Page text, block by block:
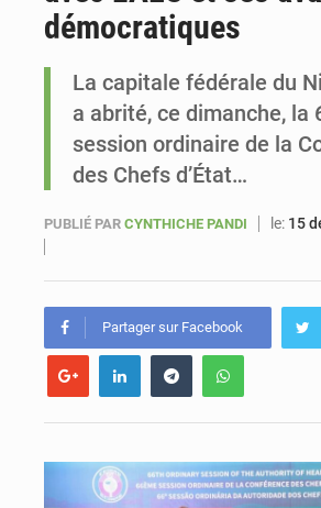
démocratiques
La capitale fédérale du
a abrité, ce dimanche, la
session ordinaire de la
des Chefs d’État…
PUBLIÉ PAR CYNTHICHE PANDI le: 15
Partager sur Facebook